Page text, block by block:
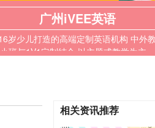
广州iVEE英语
岁少儿打造的高端定制英语机构 中外
班与1V1定制结合 以主题式教学为主
相关资讯推荐